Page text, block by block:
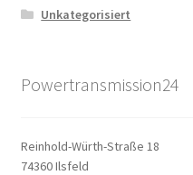
Unkategorisiert
Powertransmission24
Reinhold-Würth-Straße 18
74360 Ilsfeld